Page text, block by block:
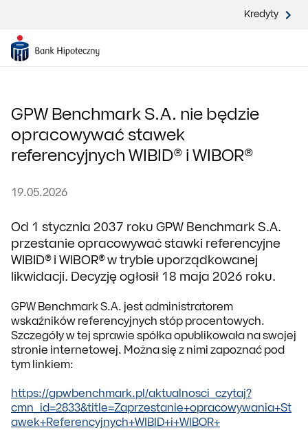
Kredyty
GPW Benchmark S.A. nie będzie
opracowywać stawek
referencyjnych WIBID® i WIBOR®
19.05.2026
Od 1 stycznia 2037 roku GPW Benchmark S.A.
przestanie opracowywać stawki referencyjne
WIBID® i WIBOR® w trybie uporządkowanej
likwidacji. Decyzję ogłosił 18 maja 2026 roku.
GPW Benchmark S.A. jest administratorem
wskaźników referencyjnych stóp procentowych.
Szczegóły w tej sprawie spółka opublikowała na swojej
stronie internetowej. Można się z nimi zapoznać pod
tym linkiem:
https://gpwbenchmark.pl/aktualnosci_czytaj?
cmn_id=2833&title=Zaprzestanie+opracowywania+St
awek+Referencyjnych+WIBID+i+WIBOR+